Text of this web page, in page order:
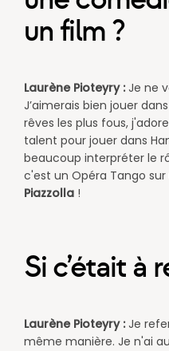
un film ?
Laurène Pioteyry :Je ne
J’aimerais bien jouer
rêves les plus fous,
talent pour jouer dans
beaucoup interpréter le
c'est un Opéra Tango
Piazzolla !
Si c’était à
Laurène Pioteyry :Je
même manière. Je n'ai